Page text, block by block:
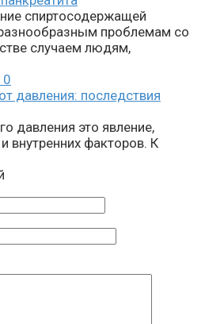
спиртосодержащей
проблемам со
случаем людям,
0
давления: последствия
давления это явление,
внутренних факторов. К